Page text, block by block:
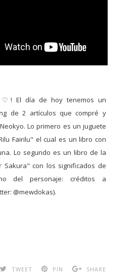
♡! El día de hoy tenemos un
de 2 artículos que compré y
Lo primero es un juguete
Fairilu" el cual es un libro con
Lo segundo es un libro de la
Sakura" con los significados de
del personaje: créditos a
@mewdokas).
TWEET PIN
SHARE